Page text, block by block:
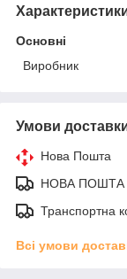
Основні
Виробник
Умови
Нова Пошта
НОВА ПОШТА
Транспортна
Всі умови